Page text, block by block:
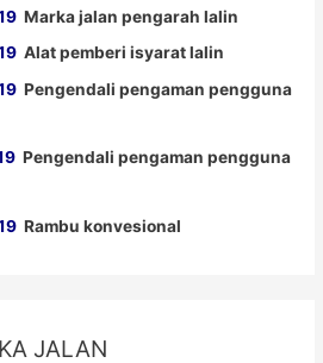
Marka jalan pengarah lalin
Alat pemberi isyarat lalin
Pengendali pengaman pengguna
Pengendali pengaman pengguna
Rambu konvesional
JALAN